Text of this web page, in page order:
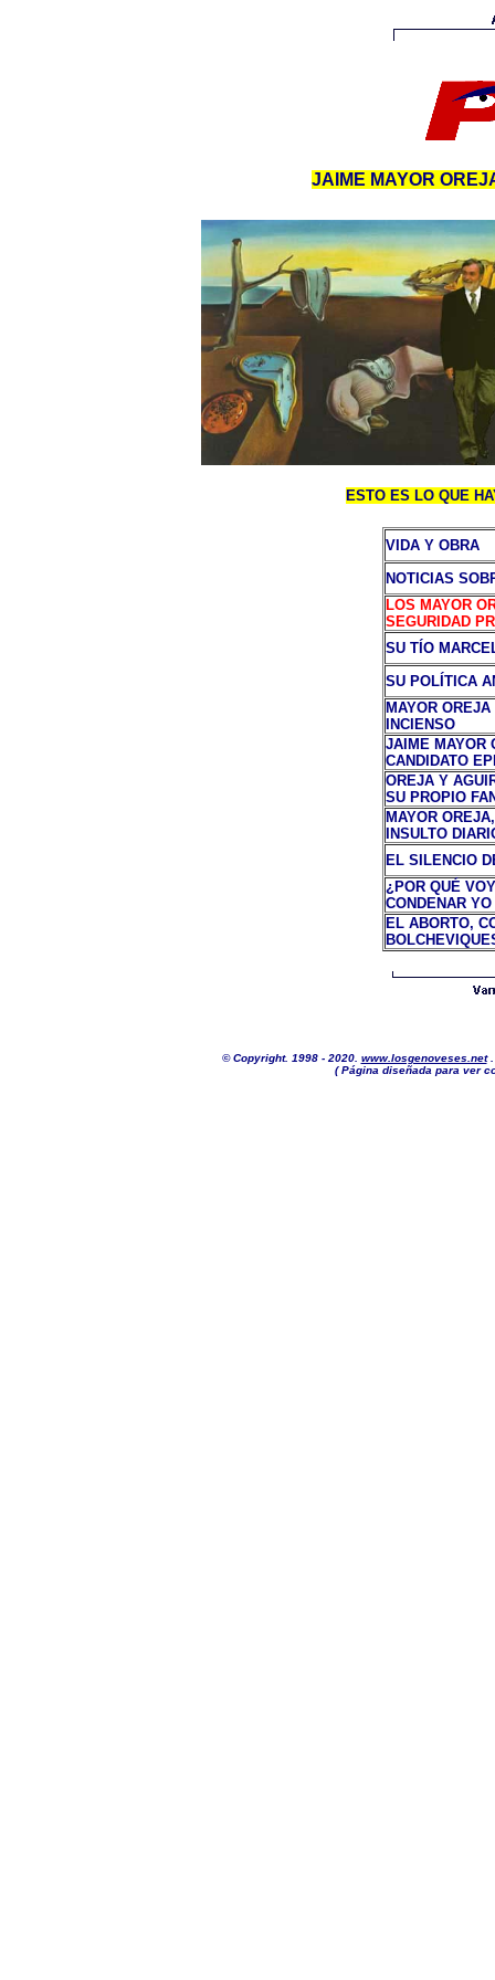
JAIME MAYOR
ESTO ES LO QUE
VIDA Y OBRA
NOTICIAS
LOS MAYOR
SEGURIDAD
SU TÍO
SU POLÍTICA
MAYOR
INCIENSO
JAIME MAYOR
CANDIDATO
OREJA Y
SU PROPIO
MAYOR
INSULTO
EL SILENCIO
¿POR QUÉ
CONDENAR
EL ABORTO,
© Copyright. 1998 - 2020. www.losgenoveses.net.
( Página diseñada para ver